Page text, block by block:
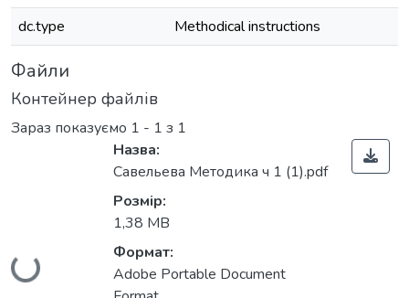
dc.type
Methodical instructions
Файли
Контейнер файлів
Зараз показуємо 1 - 1 з 1
Вантажиться...
Назва:
Савельева Методика ч 1 (1).pdf
Розмір:
1,38 MB
Формат:
Adobe Portable Document